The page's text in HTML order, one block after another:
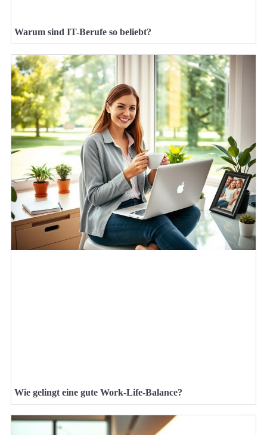
Warum sind IT-Berufe so beliebt?
Wie gelingt eine gute Work-Life-Balance?